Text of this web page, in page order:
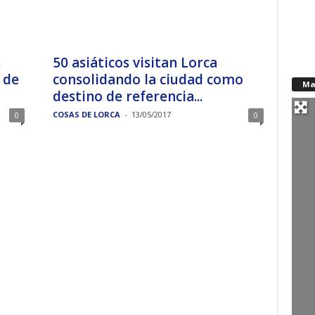
0
50 asiáticos visitan Lorca
consolidando la ciudad como
destino de referencia...
COSAS DE LORCA - 13/05/2017 0